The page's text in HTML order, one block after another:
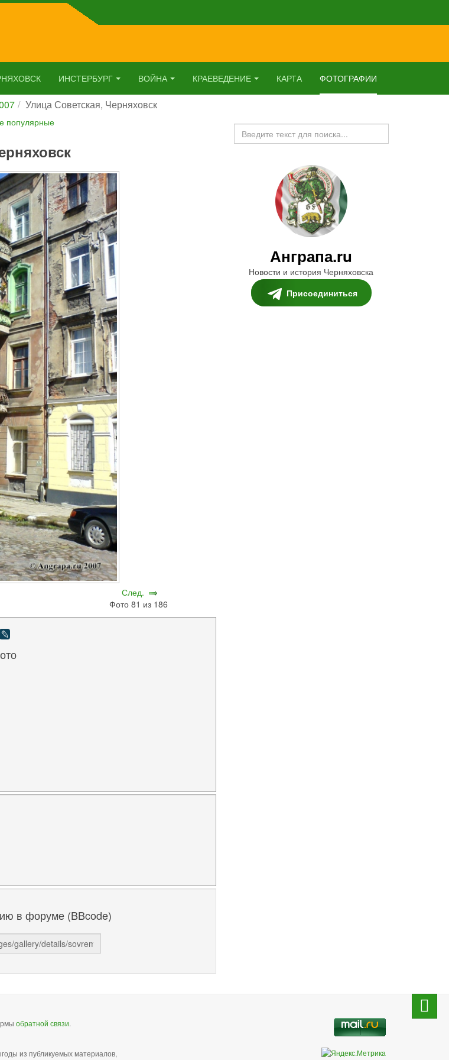
ИНСТЕРБУРГ ВОЙНА КРАЕВЕДЕНИЕ КАРТА ФОТОГРАФИИ
Улица Советская, Черняховск
популярные
След.
Фото 81 из 186
в форуме (BBcode)
Искать...
Анграпа.ru
Новости и история Черняховска
Присоединиться
обратной связи.
из публикуемых материалов,